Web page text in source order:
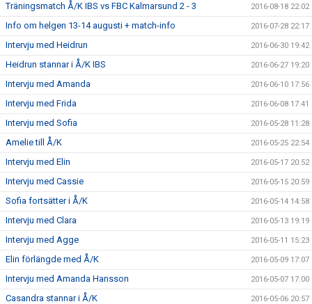
Träningsmatch Å/K IBS vs FBC Kalmarsund 2 - 3 2016-08-18 22:02
Info om helgen 13-14 augusti + match-info 2016-07-28 22:17
Intervju med Heidrun 2016-06-30 19:42
Heidrun stannar i Å/K IBS 2016-06-27 19:20
Intervju med Amanda 2016-06-10 17:56
Intervju med Frida 2016-06-08 17:41
Intervju med Sofia 2016-05-28 11:28
Amelie till Å/K 2016-05-25 22:54
Intervju med Elin 2016-05-17 20:52
Intervju med Cassie 2016-05-15 20:59
Sofia fortsätter i Å/K 2016-05-14 14:58
Intervju med Clara 2016-05-13 19:19
Intervju med Agge 2016-05-11 15:23
Elin förlängde med Å/K 2016-05-09 17:07
Intervju med Amanda Hansson 2016-05-07 17:00
Casandra stannar i Å/K 2016-05-06 20:57